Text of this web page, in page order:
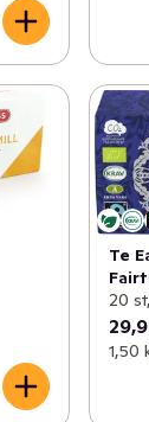
Te
20
1,50